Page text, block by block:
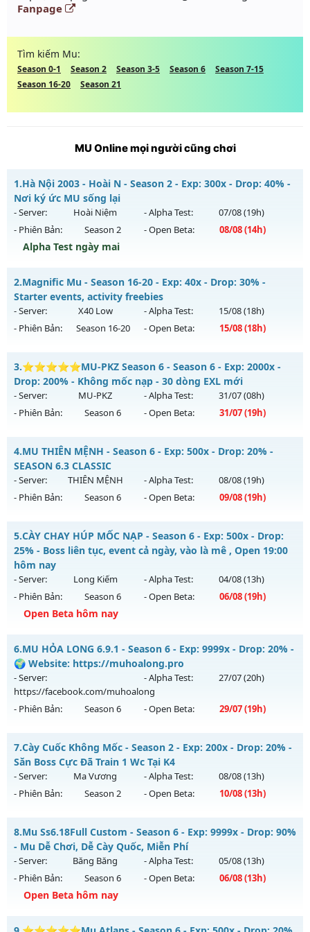
Fanpage
Tìm kiếm Mu:
Season 0-1 Season 2 Season 3-5 Season 6
Season 7-15
Season 16-20
Season 21
MU Online mọi người cũng chơi
1.Hà Nội 2003 - Hoài N - Season 2 - Exp: 300x - Drop: 40% -
Nơi ký ức MU sống lại
- Server: Hoài Niệm - Alpha Test: 07/08(19h)
- Phiên Bản:
Season 2 - Open Beta: 08/08(14h)
Alpha Test ngày mai
Hà Nội 2003 - Hoài N - Nơi ký ức MU sống lại
Mu mới ra tháng 08 2026 - Mở máy chủ
ngày 08/08/2626
Exp: 300x - Drop: 40%
Thể loại: Mu Custom thêm đồ mới
Antihack: UKG
2.Magnific Mu - Season 16-20 - Exp: 40x - Drop: 30% -
Starter events, activity freebies
- Server: X40 Low - Alpha Test: 15/08(18h)
- Phiên Bản:
Season 16-20 - Open Beta: 15/08(18h)
Magnific Mu - Starter events, activity freebies
Mu mới ra tháng 08 2026 - Mở máy chủ X40 Lowvào 18h
ngày 15/08/2626
Exp: 40x - Drop: 30%
Thể loại: Mu Nguyên bản Webzen
Antihack: Mega-Anti
3.⭐⭐⭐⭐⭐MU-PKZ Season 6 - Season 6 - Exp: 2000x -
Drop: 200% - Không mốc nạp - 30 dòng EXL mới
- Server: MU-PKZ - Alpha Test: 31/07(08h)
- Phiên Bản:
Season 6 - Open Beta: 31/07(19h)
⭐⭐⭐⭐⭐MU-PKZ Season 6 - Không mốc nạp - 30 dòng
EXL mới
Mu mới ra tháng 07 2026 - Mở máy chủ
MU-PKZvào 19h
ngày 31/07/2626
Kiểu reset: Reset In Game
Thể loại: Mu Nguyên bản Webzen
Antihack: SuperAnti
4.MU THIÊN MỆNH - Season 6 - Exp: 500x - Drop: 20% -
SEASON 6.3 CLASSIC
- Server: THIÊN MỆNH - Alpha Test: 08/08(19h)
- Phiên Bản:
Season 6 - Open Beta: 09/08(19h)
MU THIÊN MỆNH - SEASON 6.3 CLASSIC
Mu mới ra tháng 08 2026 - Mở máy chủTHIÊN MỆNH vào
19h ngày 09/08/2626
Exp: 500x - Drop: 20%
Antihack: Antihack chạy bằng cơm
5.CÀY CHAY HÚP MỐC NẠP - Season 6 - Exp: 500x - Drop:
25% - Boss liên tục, event cả ngày, vào là mê , Open 19:00
hôm nay
- Server: Long Kiếm - Alpha Test: 04/08(13h)
- Phiên Bản:
Season 6 - Open Beta: 06/08(19h)
Open Beta hôm nay
CÀY CHAY HÚP MỐC NẠP - Boss liên tục, event cả ngày, vào
là mê , Open 19:00 hôm nay
Mu mới ra tháng 08 2026 - Mở máy chủ
Long Kiếmvào 19h
ngày 06/08/2626
Exp: 500x - Drop: 25%
Thể loại: Mu Nguyên bản Webzen
Antihack: VIP SHIELD
6.MU HỎA LONG 6.9.1 - Season 6 - Exp: 9999x - Drop: 20% -
🌍 Website: https://muhoalong.pro
- Server:
https://facebook.com/muhoalong
- Alpha Test: 27/07(20h)
- Phiên Bản: Season 6 - Open Beta: 29/07(19h)
MU HỎA LONG 6.9.1 - 🌍 Website: https://muhoalong.pro
Mu mới ra tháng 07 2026 - Mở máy chủ
https://facebook.com/muhoalongvào 19h ngày
29/07/2626
Kiểu reset: Non Reset
Thể loại: Mu Nguyên bản Webzen
Antihack: Xshiel
7.Cày Cuốc Không Mốc - Season 2 - Exp: 200x - Drop: 20% -
Săn Boss Cực Đã Train 1 Wc Tại K4
- Server: Ma Vương - Alpha Test: 08/08(13h)
- Phiên Bản:
Season 2 - Open Beta: 10/08(13h)
Cày Cuốc Không Mốc - Săn Boss Cực Đã Train 1 Wc Tại K4
Mu mới ra tháng 08 2026 - Mở máy chủ
ngày 10/08/2626
Exp: 200x - Drop: 20%
Kiểu reset: Reset In Game
Thể loại: Mu Nguyên bản Webzen
8.Mu Ss6.18Full Custom - Season 6 - Exp: 9999x - Drop: 90%
- Mu Dễ Chơi, Dễ Cày Quốc, Miễn Phí
- Server: Băng Băng - Alpha Test: 05/08(13h)
- Phiên Bản:
Season 6 - Open Beta: 06/08(13h)
Open Beta hôm nay
Mu Ss6.18Full Custom - Mu Dễ Chơi, Dễ Cày Quốc, Miễn Phí